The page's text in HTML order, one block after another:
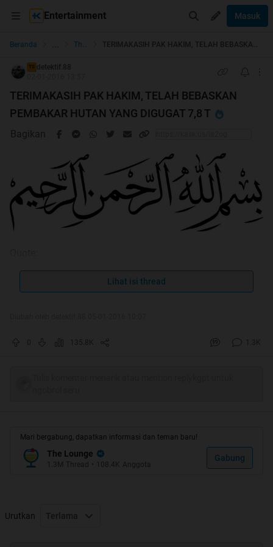
Entertainment Masuk
Beranda ... The Lounge
TS detektif.88
TERIMAKASIH PAK HAKIM, TELAH BEBASKAN
PEMBAKAR HUTAN YANG DIGUGAT 7,8 T
Bagikan
Aku Berlindung Dari Godaan Mafia
Pembakar Hutan Yang Terkutuk
Original Posted By
Lihat isi thread
0 135.8K 1.3K
Mari bergabung, dapatkan informasi dan teman baru!
The Lounge
1.3M Thread • 108.4K Anggota
Gabung
Urutkan Terlama